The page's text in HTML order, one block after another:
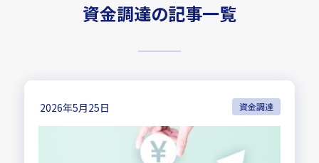
資金調達の記事一覧
2026年5月25日 資金調達